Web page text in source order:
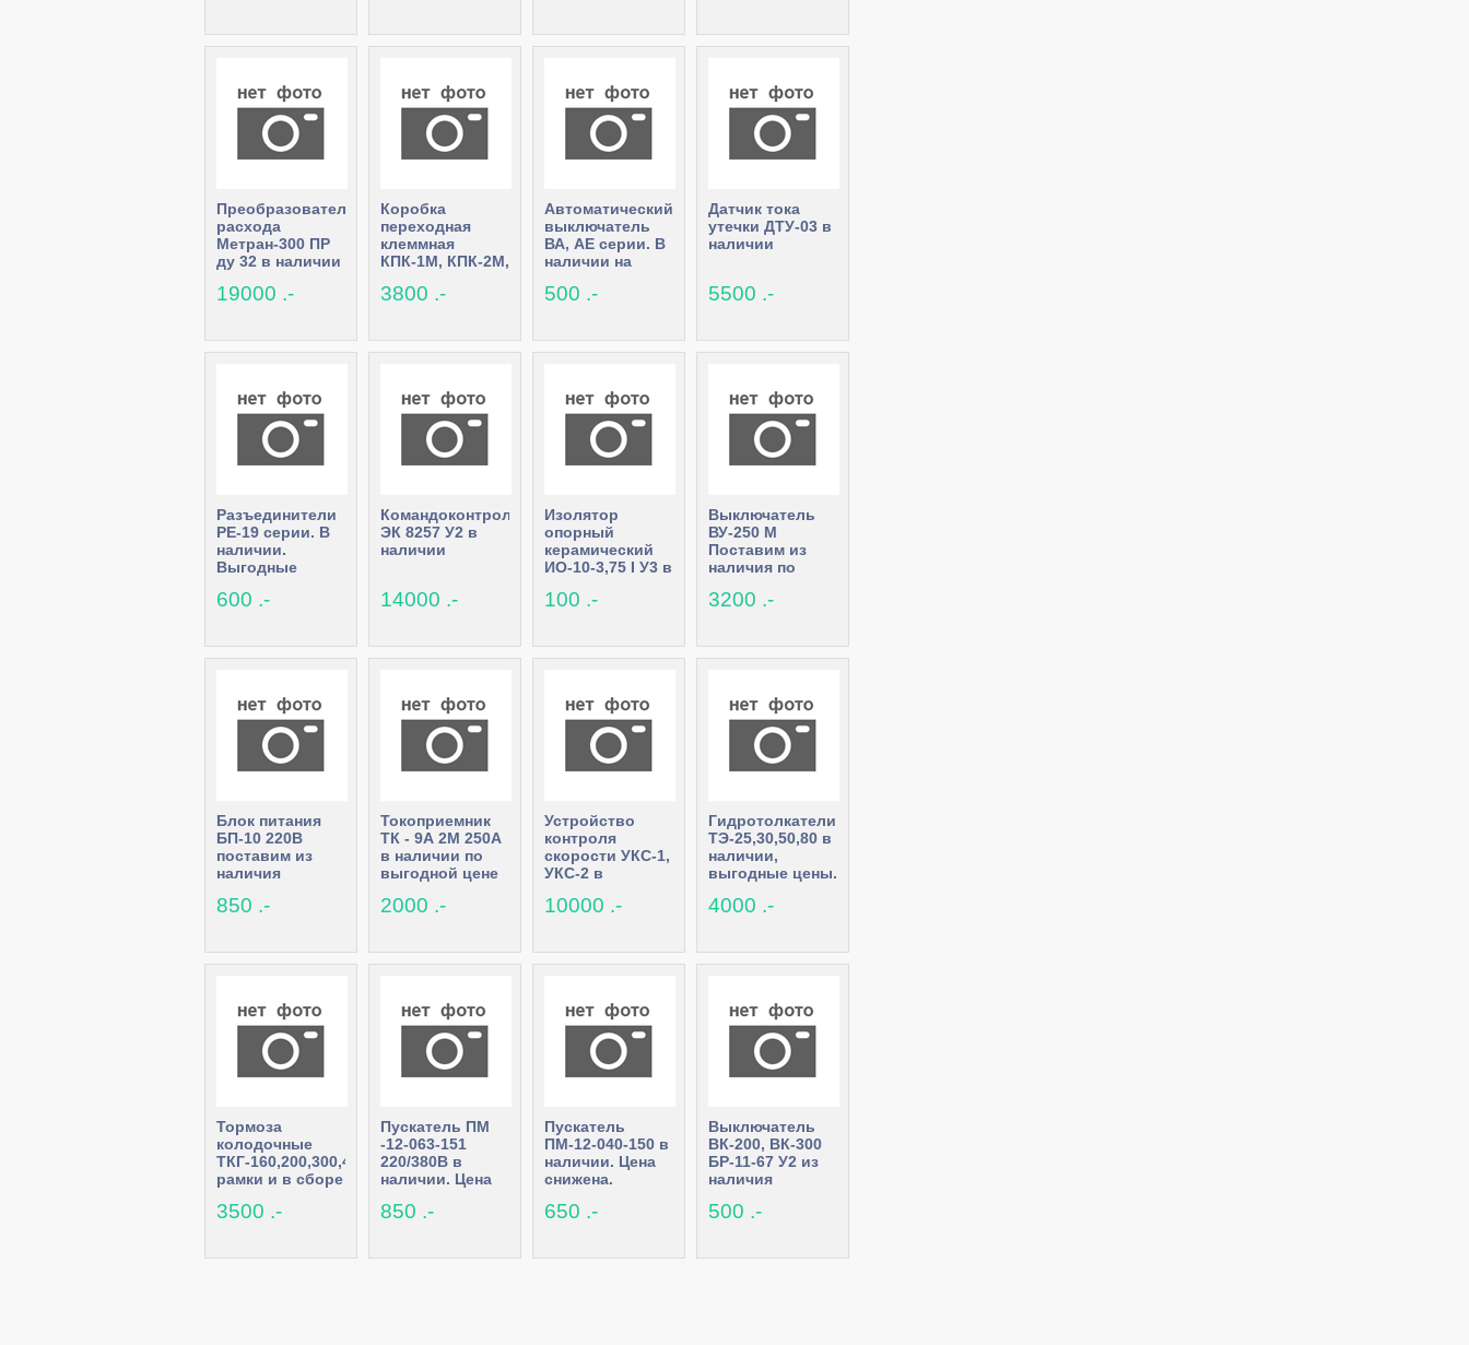
Преобразователь
расхода
Метран-300 ПР
ду 32 в наличии
19000 .-
Коробка
переходная
клеммная
КПК-1М, КПК-2М,
наличии
3800 .-
Автоматический
выключатель
ВА, АЕ серии. В
наличии на
500 .-
Датчик тока
утечки ДТУ-03 в
наличии
5500 .-
Разъединители
РЕ-19 серии. В
наличии.
Выгодные
600 .-
Командоконтроллер
ЭК 8257 У2 в
наличии
14000 .-
Изолятор
опорный
керамический
ИО-10-3,75 I У3 в
100 .-
Выключатель
ВУ-250 М
Поставим из
наличия по
3200 .-
Блок питания
БП-10 220В
поставим из
наличия
850 .-
Токоприемник
ТК - 9А 2М 250А
в наличии по
выгодной цене
2000 .-
Устройство
контроля
скорости УКС-1,
УКС-2 в
цены
10000 .-
Гидротолкатели
ТЭ-25,30,50,80 в
наличии,
выгодные цены.
4000 .-
Тормоза
колодочные
ТКГ-160,200,300,400
рамки и в сборе
ТЭ в наличии
3500 .-
Пускатель ПМ
-12-063-151
220/380В в
наличии. Цена
850 .-
Пускатель
ПМ-12-040-150 в
наличии. Цена
снижена.
650 .-
Выключатель
ВК-200, ВК-300
БР-11-67 У2 из
наличия
500 .-